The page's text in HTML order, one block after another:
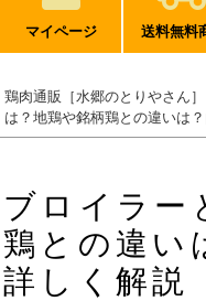
マイページ 送料無料
鶏肉通販［水郷のとりやさん
は？地鶏や銘柄鶏との違いは
ブロイラー
鶏との違い
詳しく解説